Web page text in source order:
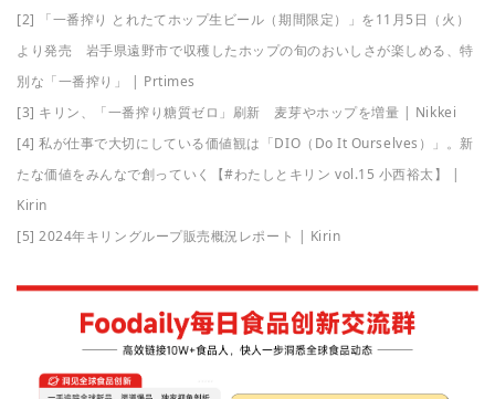
[2] 「一番搾り とれたてホップ生ビール（期間限定）」を11月5日（火）
より発売 岩手県遠野市で収穫したホップの旬のおいしさが楽しめる、特
別な「一番搾り」 | Prtimes
[3] キリン、「一番搾り糖質ゼロ」刷新 麦芽やホップを増量 | Nikkei
[4] 私が仕事で大切にしている価値観は「DIO（Do It Ourselves）」。新
たな価値をみんなで創っていく【#わたしとキリン vol.15 小西裕太】 |
Kirin
[5] 2024年キリングループ販売概況レポート | Kirin